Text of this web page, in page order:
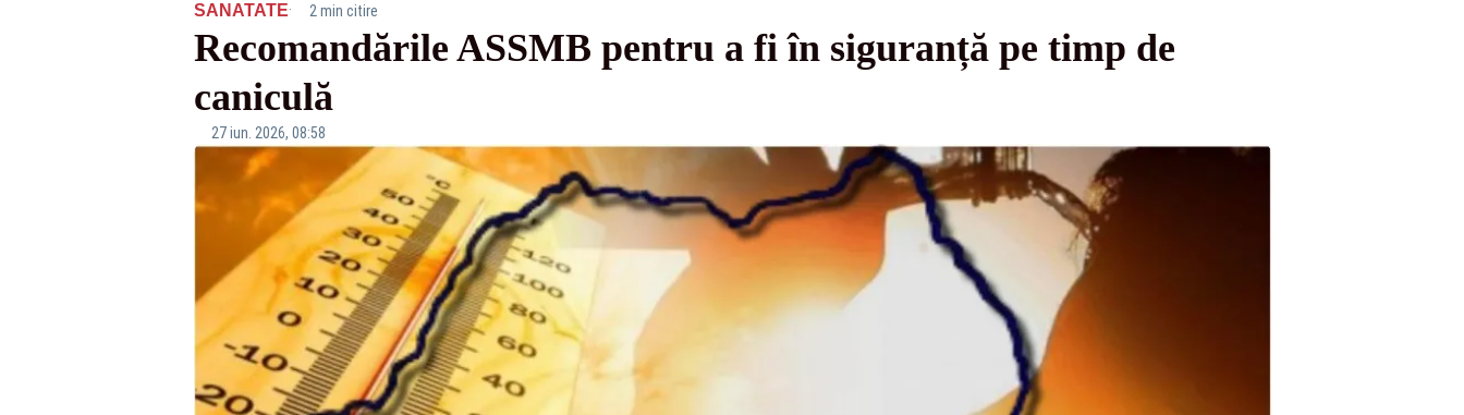
SANATATE· 2 min citire
Recomandările ASSMB pentru a fi în siguranță pe timp de
caniculă
27 iun. 2026, 08:58